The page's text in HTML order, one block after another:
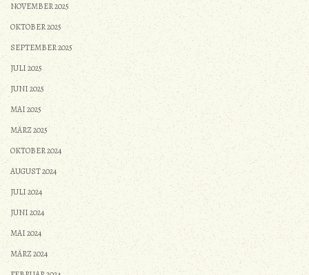
NOVEMBER 2025
OKTOBER 2025
SEPTEMBER 2025
JULI 2025
JUNI 2025
MAI 2025
MÄRZ 2025
OKTOBER 2024
AUGUST 2024
JULI 2024
JUNI 2024
MAI 2024
MÄRZ 2024